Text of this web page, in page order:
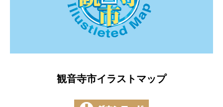
観音寺市イラストマップ